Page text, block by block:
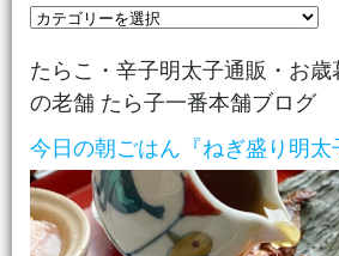
カ
ゴ
リ
ー
たらこ・辛子明太子通販・お
の老舗 たら子一番本舗ブログ
今日の朝ごはん『ねぎ盛り明太